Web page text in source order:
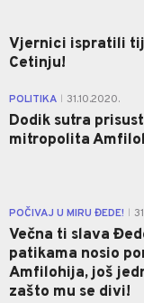
Vjernici ispratili
Cetinju!
POLITIKA 31.10.2020.
Dodik sutra
mitropolita
POČIVAJ U MIRU ĐEDE!
Večna ti slava
patikama nosio
Amfilohija, još
zašto mu se divi!